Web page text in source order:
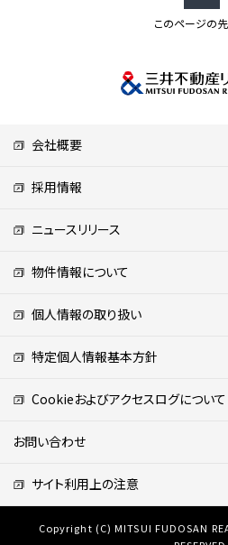
このページの
会社概要
採用情報
ニュースリリース
物件情報について
個人情報の取り扱い
特定個人情報基本方針
Cookieおよびアクセスログについて
お問い合わせ
サイト利用上の注意
Copyright (C) MITSUI FUDOSAN